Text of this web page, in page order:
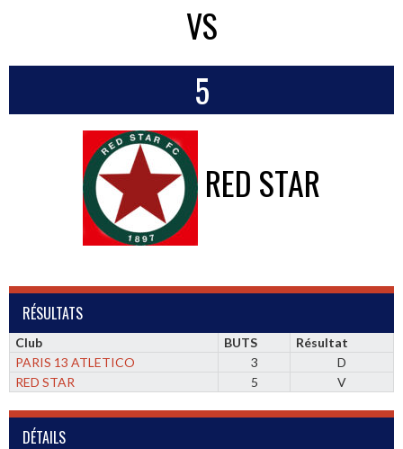
VS
5
RED STAR
RÉSULTATS
Club BUTS
Résultat
PARIS 13 ATLETICO
3
D
RED STAR
5 V
DÉTAILS